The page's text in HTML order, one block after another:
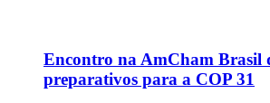
Encontro na AmCham Brasil
preparativos para a COP 31